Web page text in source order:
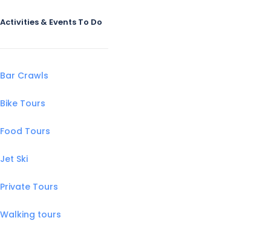
Activities & Events To Do
Bar Crawls
Bike Tours
Food Tours
Jet Ski
Private Tours
Walking tours